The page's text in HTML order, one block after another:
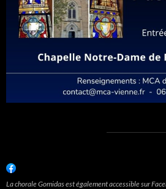
La chorale Gomidas est également accessible sur